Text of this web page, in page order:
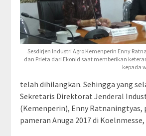
Sesdirjen Industri Agro Kemenperin Enny
dan Prieta dari Ekonid saat memberikan
kepada
telah dihilangkan. Sehingga yang
Sekretaris Direktorat Jenderal
(Kemenperin), Enny
pameran Anuga 2017 di